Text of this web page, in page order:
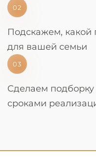
02
Подскажем, какой
для вашей семьи
03
Сделаем
сроками